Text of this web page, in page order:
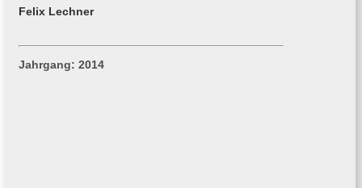
Felix Lechner
Jahrgang: 2014